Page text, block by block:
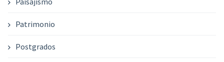
Patrimonio
Postgrados